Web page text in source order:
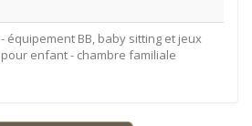
- équipement BB, baby sitting et jeux
pour enfant - chambre familiale